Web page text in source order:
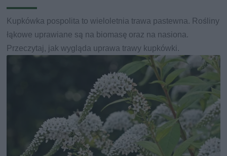
Kupkówka pospolita to wieloletnia trawa pastewna. Rośliny
łąkowe uprawiane są na biomasę oraz na nasiona.
Przeczytaj, jak wygląda uprawa trawy kupkówki.